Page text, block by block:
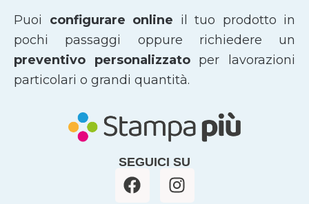
Puoi configurare online il tuo prodotto in
pochi passaggi oppure richiedere un
preventivo personalizzatoper lavorazioni
particolari o grandi quantità.
SEGUICI SU
F
a
I
n